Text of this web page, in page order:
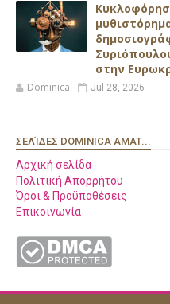
στην
Dominica Jul 28, 2026
ΣΕΛΊΔΕΣ DOMINICA AMAT...
Αρχική σελίδα
Πολιτική Απορρήτου
Όροι & Προϋποθέσεις
Επικοινωνία